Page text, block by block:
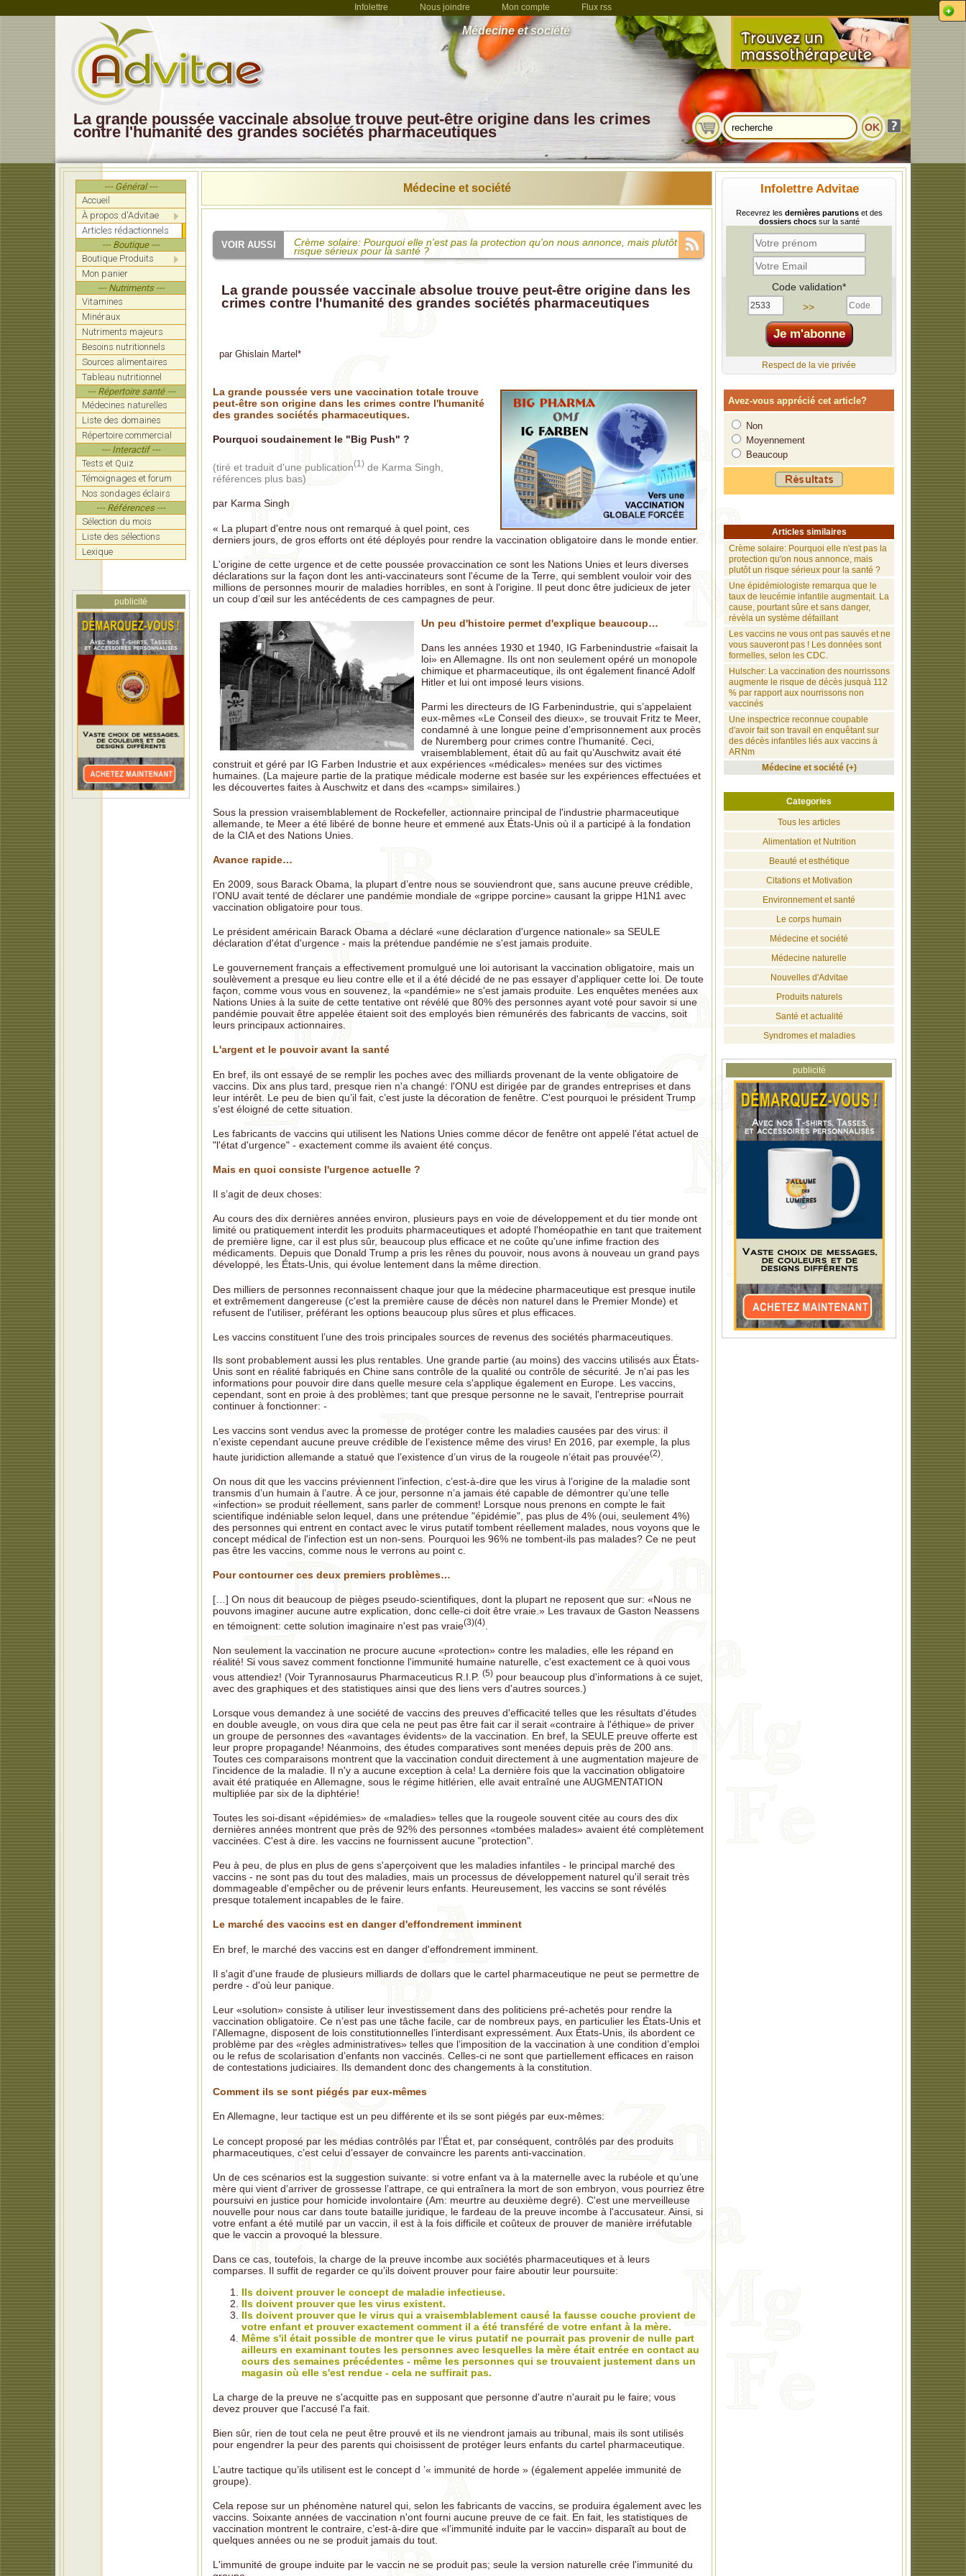
Infolettre Nous joindre Mon compte Flux rss
Médecine et société
La grande poussée vaccinale absolue trouve peut-être origine dans les crimes
contre l'humanité des grandes sociétés pharmaceutiques
--- Général ---
Accueil
À propos d'Advitae
Articles rédactionnels
--- Boutique ---
Boutique Produits
Mon panier
--- Nutriments ---
Vitamines
Minéraux
Nutriments majeurs
Besoins nutritionnels
Sources alimentaires
Tableau nutritionnel
--- Répertoire santé ---
Médecines naturelles
Liste des domaines
Répertoire commercial
--- Interactif ---
Tests et Quiz
Témoignages et forum
Nos sondages éclairs
--- Références ---
Sélection du mois
Liste des sélections
Lexique
publicité
Médecine et société Infolettre Advitae
Recevrez les dernières parutionset des
dossiers chocssur la santé
Code validation*
>>
Respect de la vie privée
Avez-vous apprécié cet article?
Non
Moyennement
Beaucoup
Articles similaires
Crème solaire: Pourquoi elle n'est pas la
protection qu'on nous annonce, mais
plutôt un risque sérieux pour la santé ?
Une épidémiologiste remarqua que le
taux de leucémie infantile augmentait. La
cause, pourtant sûre et sans danger,
révèla un système défaillant
Les vaccins ne vous ont pas sauvés et ne
vous sauveront pas ! Les données sont
formelles, selon les CDC.
Hulscher: La vaccination des nourrissons
augmente le risque de décès jusquà 112
% par rapport aux nourrissons non
vaccinés
Une inspectrice reconnue coupable
d'avoir fait son travail en enquêtant sur
des décès infantiles liés aux vaccins à
ARNm
Médecine et société (+)
Categories
Tous les articles
Alimentation et Nutrition
Beauté et esthétique
Citations et Motivation
Environnement et santé
Le corps humain
Médecine et société
Médecine naturelle
Nouvelles d'Advitae
Produits naturels
Santé et actualité
Syndromes et maladies
publicité
Crème solaire: Pourquoi elle n'est pas la protection qu'on nous annonce, mais plutôt un
risque sérieux pour la santé ?
pourtant sûre et sans danger, révèla un système défaillant
Les vaccins ne vous ont pas sauvés et ne vous sauveront pas ! Les données sont
Dr Paul Thomas: Il a prouvé que les enfants non vaccinés étaient en meilleure santé. On
lui a retiré son autorisation d'exercer.
Tetanos: Non, le vaccin ne vous protège pas de la maladie. Tout est faux sur les
prétentions de la vaccinologie.
Lalo: Fausses pandémies, vrais mensonges. Comment l'élite crée des fausses
pandémies pour asseoir son pouvoir et ses profits
Les vraies causes de la polio ne sont pas reliées à un soi-disant virus ou une autre forme
de microbe mais à des toxines environnementales
Entrevue: Aaron Siri parle de la religion des vaccin et invite les gens à cesser de croire en
ces produits et à commencer à réfléchir
La grande poussée vaccinale absolue trouve peut-être origine dans les
crimes contre l'humanité des grandes sociétés pharmaceutiques
par Ghislain Martel *
La grande poussée vers une vaccination totale trouve
peut-être son origine dans les crimes contre l'humanité
des grandes sociétés pharmaceutiques.
Pourquoi soudainement le "Big Push" ?
(tiré et traduit d'une publication(1) de Karma Singh,
références plus bas)
par Karma Singh
« La plupart d'entre nous ont remarqué à quel point, ces
derniers jours, de gros efforts ont été déployés pour rendre la vaccination obligatoire dans le monde entier.
L'origine de cette urgence et de cette poussée provaccination ce sont les Nations Unies et leurs diverses
déclarations sur la façon dont les anti-vaccinateurs sont l'écume de la Terre, qui semblent vouloir voir des
millions de personnes mourir de maladies horribles, en sont à l'origine. Il peut donc être judicieux de jeter
un coup d’œil sur les antécédents de ces campagnes de peur.
Un peu d'histoire permet d'explique beaucoup…
Dans les années 1930 et 1940, IG Farbenindustrie «faisait la
loi» en Allemagne. Ils ont non seulement opéré un monopole
chimique et pharmaceutique, ils ont également financé Adolf
Hitler et lui ont imposé leurs visions.
Parmi les directeurs de IG Farbenindustrie, qui s’appelaient
eux-mêmes «Le Conseil des dieux», se trouvait Fritz te Meer,
condamné à une longue peine d’emprisonnement aux procès
de Nuremberg pour crimes contre l’humanité. Ceci,
vraisemblablement, était dû au fait qu’Auschwitz avait été
construit et géré par IG Farben Industrie et aux expériences «médicales» menées sur des victimes
humaines. (La majeure partie de la pratique médicale moderne est basée sur les expériences effectuées et
les découvertes faites à Auschwitz et dans des «camps» similaires.)
Sous la pression vraisemblablement de Rockefeller, actionnaire principal de l'industrie pharmaceutique
allemande, te Meer a été libéré de bonne heure et emmené aux États-Unis où il a participé à la fondation
de la CIA et des Nations Unies.
Avance rapide…
En 2009, sous Barack Obama, la plupart d’entre nous se souviendront que, sans aucune preuve crédible,
l’ONU avait tenté de déclarer une pandémie mondiale de «grippe porcine» causant la grippe H1N1 avec
vaccination obligatoire pour tous.
Le président américain Barack Obama a déclaré «une déclaration d'urgence nationale» sa SEULE
déclaration d'état d'urgence - mais la prétendue pandémie ne s'est jamais produite.
Le gouvernement français a effectivement promulgué une loi autorisant la vaccination obligatoire, mais un
soulèvement a presque eu lieu contre elle et il a été décidé de ne pas essayer d'appliquer cette loi. De toute
façon, comme vous vous en souvenez, la «pandémie» ne s'est jamais produite. Les enquêtes menées aux
Nations Unies à la suite de cette tentative ont révélé que 80% des personnes ayant voté pour savoir si une
pandémie pouvait être appelée étaient soit des employés bien rémunérés des fabricants de vaccins, soit
leurs principaux actionnaires.
L'argent et le pouvoir avant la santé
En bref, ils ont essayé de se remplir les poches avec des milliards provenant de la vente obligatoire de
vaccins. Dix ans plus tard, presque rien n'a changé: l'ONU est dirigée par de grandes entreprises et dans
leur intérêt. Le peu de bien qu’il fait, c’est juste la décoration de fenêtre. C'est pourquoi le président Trump
s'est éloigné de cette situation.
Les fabricants de vaccins qui utilisent les Nations Unies comme décor de fenêtre ont appelé l'état actuel de
"l'état d'urgence" - exactement comme ils avaient été conçus.
Mais en quoi consiste l'urgence actuelle ?
Il s’agit de deux choses:
Au cours des dix dernières années environ, plusieurs pays en voie de développement et du tier monde ont
limité ou pratiquement interdit les produits pharmaceutiques et adopté l'homéopathie en tant que traitement
de première ligne, car il est plus sûr, beaucoup plus efficace et ne coûte qu'une infime fraction des
médicaments. Depuis que Donald Trump a pris les rênes du pouvoir, nous avons à nouveau un grand pays
développé, les États-Unis, qui évolue lentement dans la même direction.
Des milliers de personnes reconnaissent chaque jour que la médecine pharmaceutique est presque inutile
et extrêmement dangereuse (c'est la première cause de décès non naturel dans le Premier Monde) et
refusent de l'utiliser, préférant les options beaucoup plus sûres et plus efficaces.
Les vaccins constituent l’une des trois principales sources de revenus des sociétés pharmaceutiques.
Ils sont probablement aussi les plus rentables. Une grande partie (au moins) des vaccins utilisés aux États-
Unis sont en réalité fabriqués en Chine sans contrôle de la qualité ou contrôle de sécurité. Je n'ai pas les
informations pour pouvoir dire dans quelle mesure cela s'applique également en Europe. Les vaccins,
cependant, sont en proie à des problèmes; tant que presque personne ne le savait, l'entreprise pourrait
continuer à fonctionner: -
Les vaccins sont vendus avec la promesse de protéger contre les maladies causées par des virus: il
n’existe cependant aucune preuve crédible de l’existence même des virus! En 2016, par exemple, la plus
haute juridiction allemande a statué que l’existence d’un virus de la rougeole n’était pas prouvée(2)
On nous dit que les vaccins préviennent l’infection, c’est-à-dire que les virus à l’origine de la maladie sont
transmis d’un humain à l’autre. À ce jour, personne n’a jamais été capable de démontrer qu’une telle
«infection» se produit réellement, sans parler de comment! Lorsque nous prenons en compte le fait
scientifique indéniable selon lequel, dans une prétendue "épidémie", pas plus de 4% (oui, seulement 4%)
des personnes qui entrent en contact avec le virus putatif tombent réellement malades, nous voyons que le
concept médical de l'infection est un non-sens. Pourquoi les 96% ne tombent-ils pas malades? Ce ne peut
pas être les vaccins, comme nous le verrons au point c.
Pour contourner ces deux premiers problèmes…
[…] On nous dit beaucoup de pièges pseudo-scientifiques, dont la plupart ne reposent que sur: «Nous ne
pouvons imaginer aucune autre explication, donc celle-ci doit être vraie.» Les travaux de Gaston Neassens
en témoignent: cette solution imaginaire n'est pas vraie(3)(4)
Non seulement la vaccination ne procure aucune «protection» contre les maladies, elle les répand en
réalité! Si vous savez comment fonctionne l'immunité humaine naturelle, c'est exactement ce à quoi vous
vous attendiez! (Voir Tyrannosaurus Pharmaceuticus R.I.P. (5) pour beaucoup plus d'informations à ce sujet,
avec des graphiques et des statistiques ainsi que des liens vers d'autres sources.)
Lorsque vous demandez à une société de vaccins des preuves d'efficacité telles que les résultats d'études
en double aveugle, on vous dira que cela ne peut pas être fait car il serait «contraire à l'éthique» de priver
un groupe de personnes des «avantages évidents» de la vaccination. En bref, la SEULE preuve offerte est
leur propre propagande! Néanmoins, des études comparatives sont menées depuis près de 200 ans.
Toutes ces comparaisons montrent que la vaccination conduit directement à une augmentation majeure de
l'incidence de la maladie. Il n'y a aucune exception à cela! La dernière fois que la vaccination obligatoire
avait été pratiquée en Allemagne, sous le régime hitlérien, elle avait entraîné une AUGMENTATION
multipliée par six de la diphtérie!
Toutes les soi-disant «épidémies» de «maladies» telles que la rougeole souvent citée au cours des dix
dernières années montrent que près de 92% des personnes «tombées malades» avaient été complètement
vaccinées. C'est à dire. les vaccins ne fournissent aucune "protection".
Peu à peu, de plus en plus de gens s'aperçoivent que les maladies infantiles - le principal marché des
vaccins - ne sont pas du tout des maladies, mais un processus de développement naturel qu'il serait très
dommageable d'empêcher ou de prévenir leurs enfants. Heureusement, les vaccins se sont révélés
presque totalement incapables de le faire.
Le marché des vaccins est en danger d'effondrement imminent
En bref, le marché des vaccins est en danger d'effondrement imminent.
Il s'agit d'une fraude de plusieurs milliards de dollars que le cartel pharmaceutique ne peut se permettre de
perdre - d'où leur panique.
Leur «solution» consiste à utiliser leur investissement dans des politiciens pré-achetés pour rendre la
vaccination obligatoire. Ce n’est pas une tâche facile, car de nombreux pays, en particulier les États-Unis et
l’Allemagne, disposent de lois constitutionnelles l’interdisant expressément. Aux États-Unis, ils abordent ce
problème par des «règles administratives» telles que l’imposition de la vaccination à une condition d’emploi
ou le refus de scolarisation d’enfants non vaccinés. Celles-ci ne sont que partiellement efficaces en raison
de contestations judiciaires. Ils demandent donc des changements à la constitution.
Comment ils se sont piégés par eux-mêmes
En Allemagne, leur tactique est un peu différente et ils se sont piégés par eux-mêmes:
Le concept proposé par les médias contrôlés par l’État et, par conséquent, contrôlés par des produits
pharmaceutiques, c’est celui d’essayer de convaincre les parents anti-vaccination.
Un de ces scénarios est la suggestion suivante: si votre enfant va à la maternelle avec la rubéole et qu’une
mère qui vient d’arriver de grossesse l’attrape, ce qui entraînera la mort de son embryon, vous pourriez être
poursuivi en justice pour homicide involontaire (Am: meurtre au deuxième degré). C'est une merveilleuse
nouvelle pour nous car dans toute bataille juridique, le fardeau de la preuve incombe à l'accusateur. Ainsi, si
votre enfant a été mutilé par un vaccin, il est à la fois difficile et coûteux de prouver de manière irréfutable
que le vaccin a provoqué la blessure.
Dans ce cas, toutefois, la charge de la preuve incombe aux sociétés pharmaceutiques et à leurs
comparses. Il suffit de regarder ce qu’ils doivent prouver pour faire aboutir leur poursuite:
Ils doivent prouver le concept de maladie infectieuse.
Ils doivent prouver que les virus existent.
Ils doivent prouver que le virus qui a vraisemblablement causé la fausse couche provient de
votre enfant et prouver exactement comment il a été transféré de votre enfant à la mère.
Même s'il était possible de montrer que le virus putatif ne pourrait pas provenir de nulle part
ailleurs en examinant toutes les personnes avec lesquelles la mère était entrée en contact au
cours des semaines précédentes - même les personnes qui se trouvaient justement dans un
magasin où elle s'est rendue - cela ne suffirait pas.
La charge de la preuve ne s'acquitte pas en supposant que personne d'autre n'aurait pu le faire; vous
devez prouver que l'accusé l'a fait.
Bien sûr, rien de tout cela ne peut être prouvé et ils ne viendront jamais au tribunal, mais ils sont utilisés
pour engendrer la peur des parents qui choisissent de protéger leurs enfants du cartel pharmaceutique.
L’autre tactique qu’ils utilisent est le concept d ’« immunité de horde » (également appelée immunité de
groupe).
Cela repose sur un phénomène naturel qui, selon les fabricants de vaccins, se produira également avec les
vaccins. Soixante années de vaccination n'ont fourni aucune preuve de ce fait. En fait, les statistiques de
vaccination montrent le contraire, c’est-à-dire que «l’immunité induite par le vaccin» disparaît au bout de
quelques années ou ne se produit jamais du tout.
L'immunité de groupe induite par le vaccin ne se produit pas; seule la version naturelle crée l'immunité du